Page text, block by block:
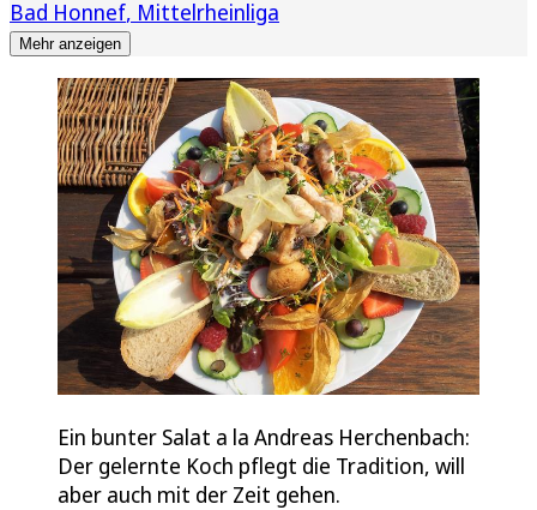
Bad Honnef Mittelrheinliga
Mehr anzeigen
Ein bunter Salat a la Andreas Herchenbach:
Der gelernte Koch pflegt die Tradition, will
aber auch mit der Zeit gehen.